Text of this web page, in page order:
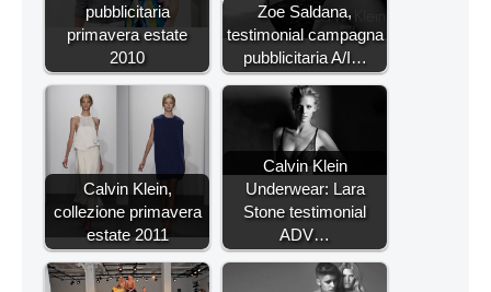
pubblicitaria
primavera estate
2010
Zoe Saldana,
testimonial campagna
pubblicitaria A/I…
Calvin Klein,
collezione primavera
estate 2011
Calvin Klein
Underwear: Lara
Stone testimonial
ADV…